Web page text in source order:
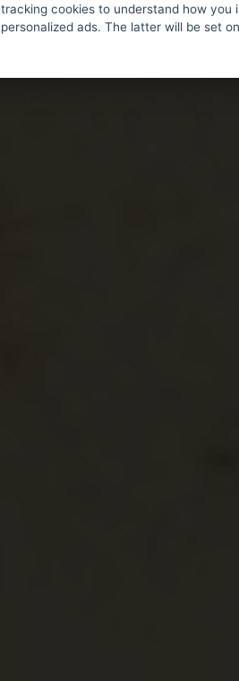
tracking cookies to understand how
personalized ads. The latter will be set